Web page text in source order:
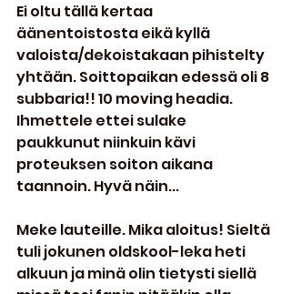
Ei oltu tällä kertaa
äänentoistosta eikä kyllä
valoista/dekoistakaan pihistelty
yhtään. Soittopaikan edessä oli 8
subbaria!! 10 moving headia.
Ihmettele ettei sulake
paukkunut niinkuin kävi
proteuksen soiton aikana
taannoin. Hyvä näin...
Meke lauteille. Mika aloitus! Sieltä
tuli jokunen oldskool-leka heti
alkuun ja minä olin tietysti siellä